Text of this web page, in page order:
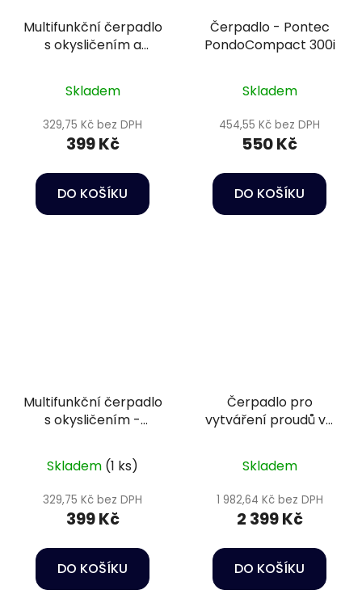
Multifunkční čerpadlo
s okysličením a
Skladem
329,75 Kč bez DPH
399 Kč
DO KOŠÍKU
Čerpadlo - Pontec
PondoCompact 300i
Skladem
454,55 Kč bez DPH
550 Kč
DO KOŠÍKU
Multifunkční čerpadlo
s okysličením -
HC03
Skladem (1 ks)
329,75 Kč bez DPH
399 Kč
DO KOŠÍKU
Čerpadlo pro
vytváření proudů ve
5000
Skladem
1 982,64 Kč bez DPH
2 399 Kč
DO KOŠÍKU